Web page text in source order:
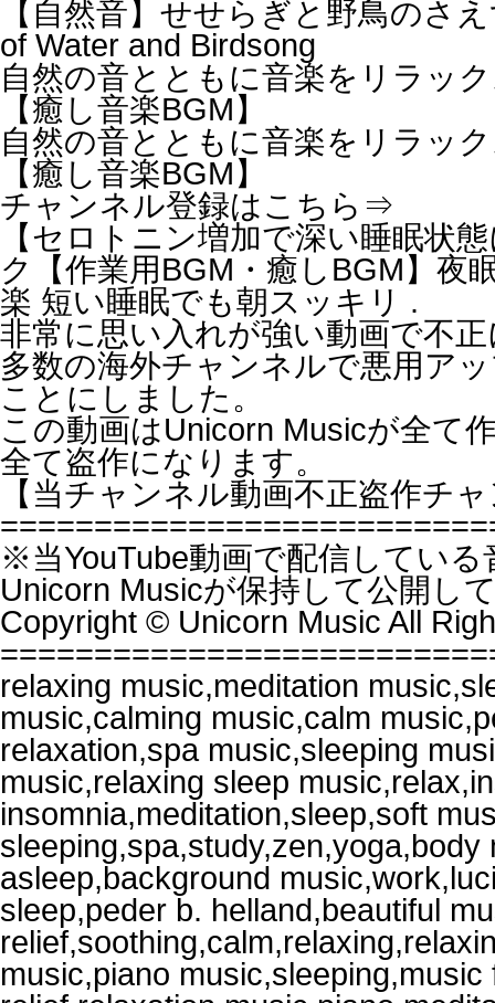
【自然音】せせらぎと野鳥のさ
of Water and Birdsong
自然の音とともに音楽をリラッ
【癒し音楽BGM】
自然の音とともに音楽をリラッ
【癒し音楽BGM】
チャンネル登録はこちら⇒
【セロトニン増加で深い睡眠状
ク【作業用BGM・癒しBGM】夜
楽 短い睡眠でも朝スッキリ .
非常に思い入れが強い動画で不
多数の海外チャンネルで悪用ア
ことにしました。
この動画はUnicorn Musicが全て
全て盗作になります。
【当チャンネル動画不正盗作チ
※当YouTube動画で配信してい
Unicorn Musicが保持して公開し
Copyright © Unicorn Music All
relaxing music,meditation
music,calming music,calm
relaxation,spa music,sleeping
music,relaxing sleep
insomnia,meditation,sleep,soft
asleep,background
sleep,peder b. helland,beautiful
music,piano music,sleeping,music